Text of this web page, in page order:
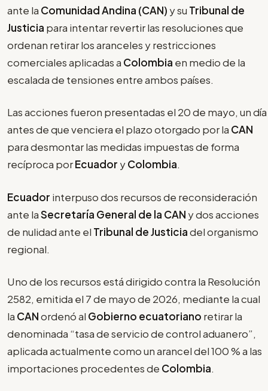
ante la Comunidad Andina (CAN) y su Tribunal de
Justicia para intentar revertir las resoluciones que
ordenan retirar los aranceles y restricciones
comerciales aplicadas a Colombia en medio de la
escalada de tensiones entre ambos países.
Las acciones fueron presentadas el 20 de mayo, un día
antes de que venciera el plazo otorgado por la CAN
para desmontar las medidas impuestas de forma
recíproca porEcuador yColombia.
Ecuador interpuso dos recursos de reconsideración
ante laSecretaría General de la CAN y dos acciones
de nulidad ante el Tribunal de Justiciadel organismo
regional.
Uno de los recursos está dirigido contra la Resolución
2582, emitida el 7 de mayo de 2026, mediante la cual
la CANordenó al Gobierno ecuatoriano retirar la
denominada “tasa de servicio de control aduanero”,
aplicada actualmente como un arancel del 100 % a las
importaciones procedentes de Colombia.